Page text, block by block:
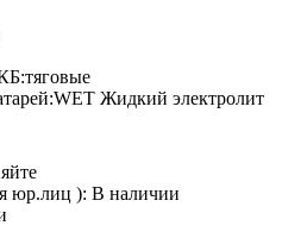
тяговые
WET Жидкий электролит
юр.лиц ): В наличии